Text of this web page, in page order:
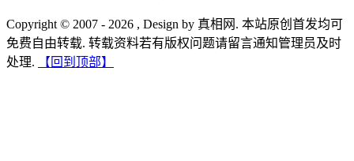
Copyright © 2007 - 2026 , Design by 真相网. 本站原创首发均可
免费自由转载. 转载资料若有版权问题请留言通知管理员及时
处理.
【回到顶部】